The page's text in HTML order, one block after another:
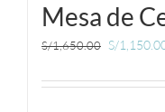
Mesa de
S/1,650.00 S/